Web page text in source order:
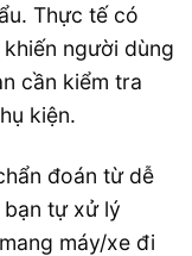
Thực tế có
khiến người dùng
cần kiểm tra
kiện.
đoán từ dễ
tự xử lý
máy/xe đi